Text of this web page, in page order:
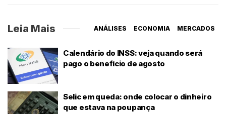
Leia Mais ANÁLISES ECONOMIA MERCADOS
Calendário do INSS: veja quando será
pago o benefício de agosto
Selic em queda: onde colocar o dinheiro
que estava na poupança